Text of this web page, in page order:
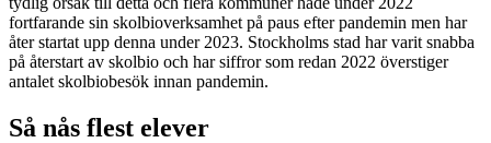
fortfarande sin skolbioverksamhet på paus efter pandemin men har
åter startat upp denna under 2023. Stockholms stad har varit snabba
på återstart av skolbio och har siffror som redan 2022 överstiger
antalet skolbiobesök innan pandemin.
Så nås flest elever